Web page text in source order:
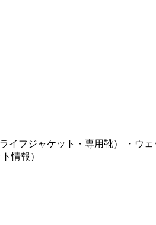
フジャケット・専用靴） ・ウ
情報）